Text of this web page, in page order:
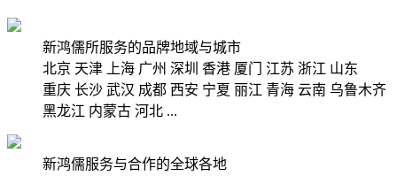
新鸿儒所服务的品牌地域与城市
北京 天津 上海 广州 深圳 香港 厦门 江苏 浙江 山东
重庆 长沙 武汉 成都 西安 宁夏 丽江 青海 云南 乌鲁木齐
黑龙江 内蒙古 河北 ...
新鸿儒服务与合作的全球各地